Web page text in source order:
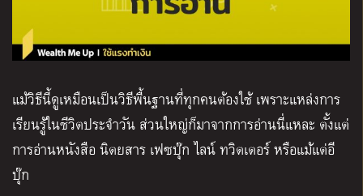
แม้วิธีนี้ดูเหมือนเป็นวิธีพื้นฐานที่ทุกคนต้องใช้ เพราะแหล่งการ
เรียนรู้ในชีวิตประจำวัน ส่วนใหญ่ก็มาจากการอ่านนี่แหละ ตั้งแต่
การอ่านหนังสือ นิตยสาร เฟซบุ๊ก ไลน์ ทวิตเตอร์ หรือแม้แต่อี
บุ๊ก